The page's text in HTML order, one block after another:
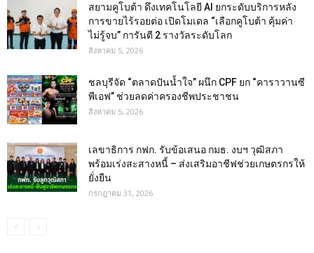
สยามคูโบต้า ดึงเทคโนโลยี AI ยกระดับบริการหลัง
การขายไร้รอยต่อ เปิดโมเดล “เลือกคูโบต้า คุ้มค่า
ไม่รู้จบ” การันตี 2 รางวัลระดับโลก
สิงหาคม 5, 2026
ชลบุรีจัด “ตลาดปันน้ำใจ” ผนึก CPF ยก “คาราวานซี
พีเอฟ” ช่วยลดค่าครองชีพประชาชน
สิงหาคม 5, 2026
เลขาธิการ กฟก. รับข้อเสนอ กมธ. งบฯ วุฒิสภา
พร้อมเร่งสะสางหนี้ – ส่งเสริมอาชีฟช่วยเกษตรกรให้
ยั่งยืน
กรกฎาคม 31, 2026